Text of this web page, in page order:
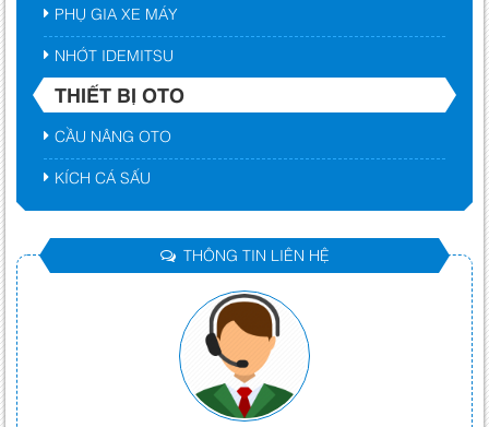
PHỤ GIA XE MÁY
NHỚT IDEMITSU
THIẾT BỊ OTO
CẦU NÂNG OTO
KÍCH CÁ SẤU
THÔNG TIN LIÊN HỆ